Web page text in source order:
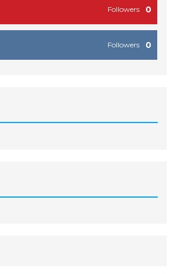
0
Followers
0
Followers